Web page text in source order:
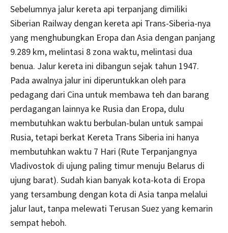
Sebelumnya jalur kereta api terpanjang dimiliki
Siberian Railway dengan kereta api Trans-Siberia-nya
yang menghubungkan Eropa dan Asia dengan panjang
9.289 km, melintasi 8 zona waktu, melintasi dua
benua. Jalur kereta ini dibangun sejak tahun 1947.
Pada awalnya jalur ini diperuntukkan oleh para
pedagang dari Cina untuk membawa teh dan barang
perdagangan lainnya ke Rusia dan Eropa, dulu
membutuhkan waktu berbulan-bulan untuk sampai
Rusia, tetapi berkat Kereta Trans Siberia ini hanya
membutuhkan waktu 7 Hari (Rute Terpanjangnya
Vladivostok di ujung paling timur menuju Belarus di
ujung barat). Sudah kian banyak kota-kota di Eropa
yang tersambung dengan kota di Asia tanpa melalui
jalur laut, tanpa melewati Terusan Suez yang kemarin
sempat heboh.